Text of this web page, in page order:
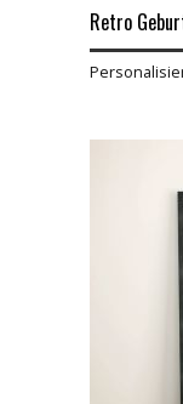
Retro